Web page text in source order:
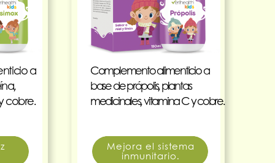
a
cobre.
Mejora el sistema
inmunitario.
Complemento alimenticio a
base de própolis, plantas
medicinales, vitamina C y cobre.